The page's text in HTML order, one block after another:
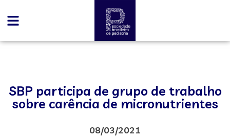
SBP participa de grupo de trabalho
sobre carência de micronutrientes
08/03/2021